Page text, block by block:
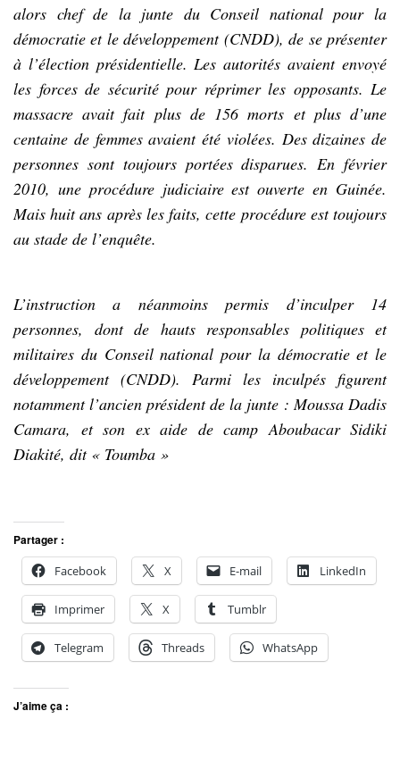
alors chef de la junte du Conseil national pour la
démocratie et le développement (CNDD), de se présenter
à l’élection présidentielle. Les autorités avaient envoyé
les forces de sécurité pour réprimer les opposants. Le
massacre avait fait plus de 156 morts et plus d’une
centaine de femmes avaient été violées. Des dizaines de
personnes sont toujours portées disparues. En février
2010, une procédure judiciaire est ouverte en Guinée.
Mais huit ans après les faits, cette procédure est toujours
au stade de l’enquête.
L’instruction a néanmoins permis d’inculper 14
personnes, dont de hauts responsables politiques et
militaires du Conseil national pour la démocratie et le
développement (CNDD). Parmi les inculpés figurent
notamment l’ancien président de la junte : Moussa Dadis
Camara, et son ex aide de camp Aboubacar Sidiki
Diakité, dit « Toumba »
Partager :
Facebook
X E-mail LinkedIn
Imprimer X Tumblr
Telegram Threads WhatsApp
J’aime ça :